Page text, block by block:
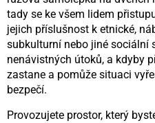
tady se ke všem lidem
jejich příslušnost k etnické,
subkulturní nebo jiné sociální
nenávistných útoků, a kdyby
zastane a pomůže situaci
bezpečí.
Provozujete prostor, který